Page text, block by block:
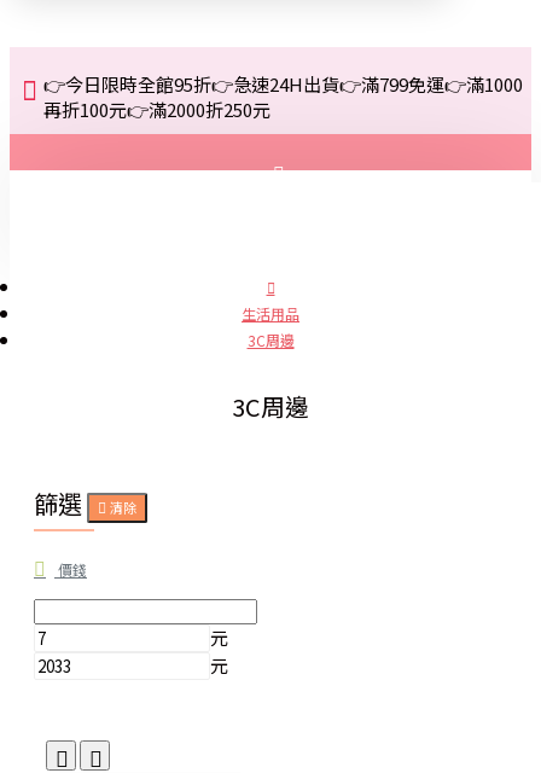
👉今日限時全館95折👉急速24H出貨👉滿799免運👉滿1000
再折100元👉滿2000折250元
詢問
生活用品
3C周邊
3C周邊
篩選 清除
價錢
元
元